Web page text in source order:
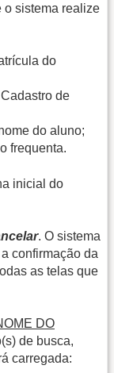
o sistema realize
do
de
do aluno;
frequenta.
inicial do
. O sistema
confirmação da
as telas que
DO
de busca,
carregada: